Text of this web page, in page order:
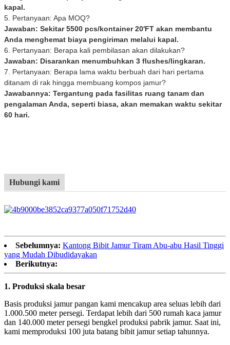
kapal.
5. Pertanyaan: Apa MOQ?
Jawaban: Sekitar 5500 pcs/kontainer 20′FT akan membantu
Anda menghemat biaya pengiriman melalui kapal.
6. Pertanyaan: Berapa kali pembilasan akan dilakukan?
Jawaban: Disarankan menumbuhkan 3 flushes/lingkaran.
7. Pertanyaan: Berapa lama waktu berbuah dari hari pertama
ditanam di rak hingga membuang kompos jamur?
Jawabannya: Tergantung pada fasilitas ruang tanam dan
pengalaman Anda, seperti biasa, akan memakan waktu sekitar
60 hari.
Hubungi kami
Sebelumnya: Kantong Bibit Jamur Tiram Abu-abu Hasil Tinggi
yang Mudah Dibudidayakan
Berikutnya:
1. Produksi skala besar
Basis produksi jamur pangan kami mencakup area seluas lebih dari
1.000.500 meter persegi. Terdapat lebih dari 500 rumah kaca jamur
dan 140.000 meter persegi bengkel produksi pabrik jamur. Saat ini,
kami memproduksi 100 juta batang bibit jamur setiap tahunnya.